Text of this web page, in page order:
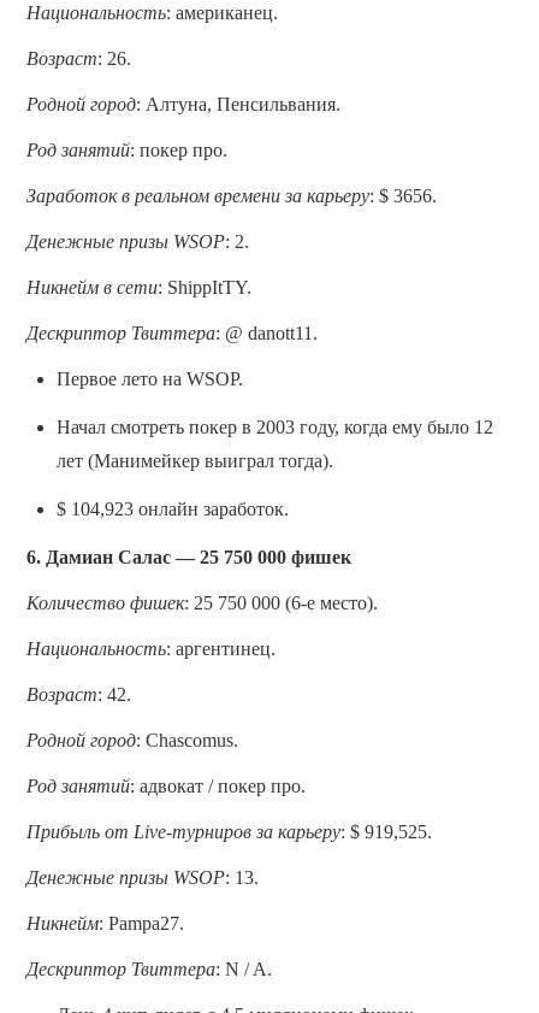
Национальность: американец.
Возраст: 26.
Родной город: Алтуна, Пенсильвания.
Род занятий: покер про.
Заработок в реальном времени за карьеру: $ 3656.
Денежные призы WSOP: 2.
Никнейм в сети: ShippItTY.
Дескриптор Твиттера: @ danott11.
Первое лето на WSOP.
Начал смотреть покер в 2003 году, когда ему было 12
лет (Манимейкер выиграл тогда).
$ 104,923 онлайн заработок.
6. Дамиан Салас — 25 750 000 фишек
Количество фишек: 25 750 000 (6-е место).
Национальность: аргентинец.
Возраст: 42.
Родной город: Chascomus.
Род занятий: адвокат / покер про.
Прибыль от Live-турниров за карьеру: $ 919,525.
Денежные призы WSOP: 13.
Никнейм: Pampa27.
Дескриптор Твиттера: N / A.